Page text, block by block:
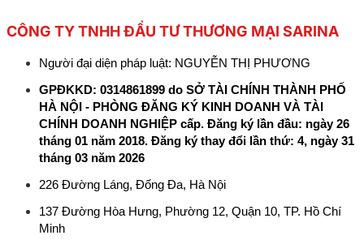
CÔNG TY TNHH ĐẦU TƯ THƯƠNG MẠI SARINA
Người đại diện pháp luật: NGUYỄN THỊ PHƯƠNG
GPĐKKD: 0314861899 do SỞ TÀI CHÍNH THÀNH PHỐ
HÀ NỘI - PHÒNG ĐĂNG KÝ KINH DOANH VÀ TÀI
CHÍNH DOANH NGHIỆP cấp. Đăng ký lần đầu: ngày 26
tháng 01 năm 2018. Đăng ký thay đổi lần thứ: 4, ngày 31
tháng 03 năm 2026
226 Đường Láng, Đống Đa, Hà Nội
137 Đường Hòa Hưng, Phường 12, Quận 10, TP. Hồ Chí
Minh